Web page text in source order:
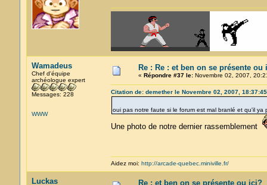
Wamadeus
Chef d'équipe
archéologue expert
Messages: 228
WWW
Re : Re : et ben on se présente ou
« Répondre #37 le:Novembre 02, 2007,
Citation de: demether le Novembre 02, 2007, 18:37:45
oui pas notre faute si le forum est mal branlé et qu'il
Une photo de notre dernier rassemblement
Aidez moi: http://arcade-quebec.miniville.fr/
Luckas Re : et ben on se présente ou ici?